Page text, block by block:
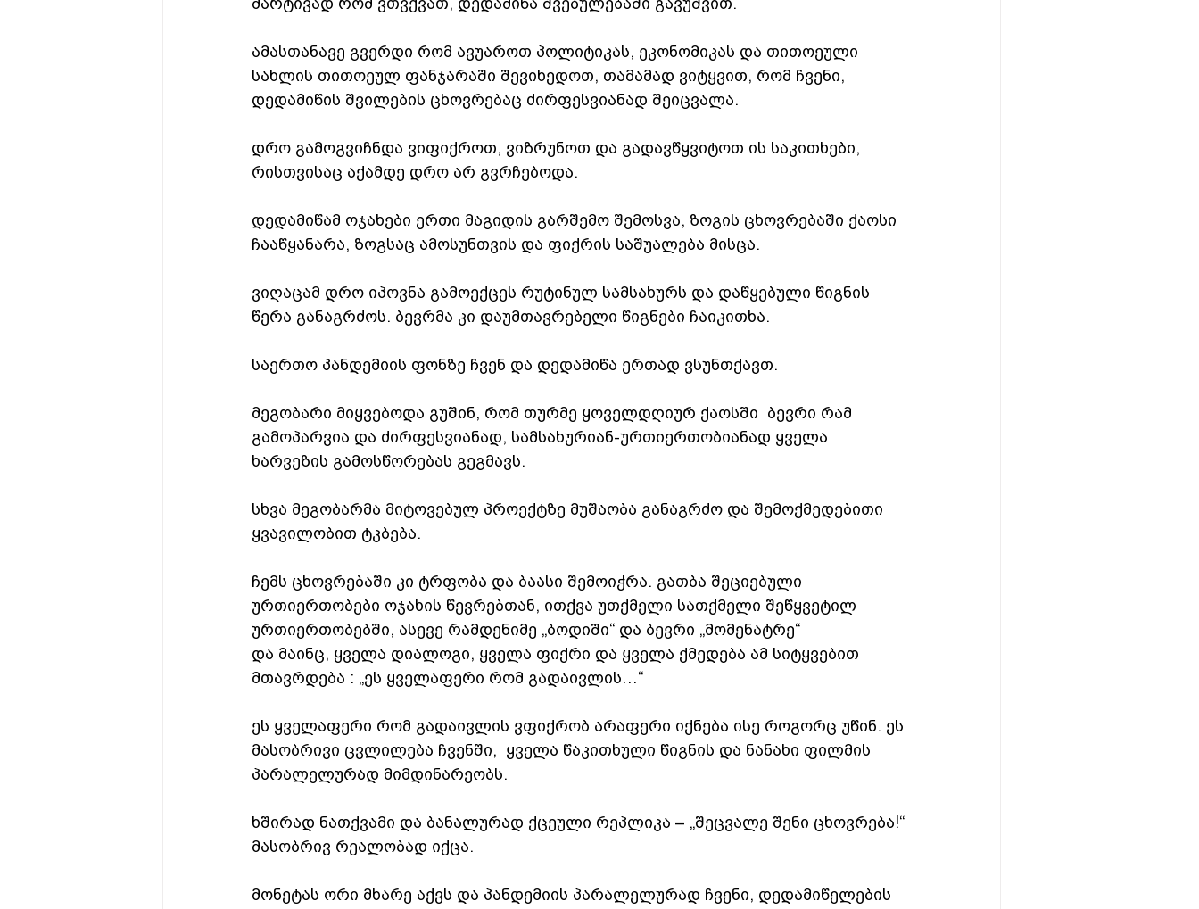
მარტივად რომ ვთვქვათ, დედამიწა შვებულებაში გავუშვით.
ამასთანავე გვერდი რომ ავუაროთ პოლიტიკას, ეკონომიკას და თითოეული
სახლის თითოეულ ფანჯარაში შევიხედოთ, თამამად ვიტყვით, რომ ჩვენი,
დედამიწის შვილების ცხოვრებაც ძირფესვიანად შეიცვალა.
დრო გამოგვიჩნდა ვიფიქროთ, ვიზრუნოთ და გადავწყვიტოთ ის საკითხები,
რისთვისაც აქამდე დრო არ გვრჩებოდა.
დედამიწამ ოჯახები ერთი მაგიდის გარშემო შემოსვა, ზოგის ცხოვრებაში ქაოსი
ჩააწყანარა, ზოგსაც ამოსუნთვის და ფიქრის საშუალება მისცა.
ვიღაცამ დრო იპოვნა გამოექცეს რუტინულ სამსახურს და დაწყებული წიგნის
წერა განაგრძოს. ბევრმა კი დაუმთავრებელი წიგნები ჩაიკითხა.
საერთო პანდემიის ფონზე ჩვენ და დედამიწა ერთად ვსუნთქავთ.
მეგობარი მიყვებოდა გუშინ, რომ თურმე ყოველდღიურ ქაოსში  ბევრი რამ
გამოპარვია და ძირფესვიანად, სამსახურიან-ურთიერთობიანად ყველა
ხარვეზის გამოსწორებას გეგმავს.
სხვა მეგობარმა მიტოვებულ პროექტზე მუშაობა განაგრძო და შემოქმედებითი
ყვავილობით ტკბება.
ჩემს ცხოვრებაში კი ტრფობა და ბაასი შემოიჭრა. გათბა შეციებული
ურთიერთობები ოჯახის წევრებთან, ითქვა უთქმელი სათქმელი შეწყვეტილ
ურთიერთობებში, ასევე რამდენიმე „ბოდიში“ და ბევრი „მომენატრე“
და მაინც, ყველა დიალოგი, ყველა ფიქრი და ყველა ქმედება ამ სიტყვებით
მთავრდება : „ეს ყველაფერი რომ გადაივლის…“
ეს ყველაფერი რომ გადაივლის ვფიქრობ არაფერი იქნება ისე როგორც უწინ. ეს
მასობრივი ცვლილება ჩვენში,  ყველა წაკითხული წიგნის და ნანახი ფილმის
პარალელურად მიმდინარეობს.
ხშირად ნათქვამი და ბანალურად ქცეული რეპლიკა – „შეცვალე შენი ცხოვრება!“
მასობრივ რეალობად იქცა.
მონეტას ორი მხარე აქვს და პანდემიის პარალელურად ჩვენი, დედამიწელების